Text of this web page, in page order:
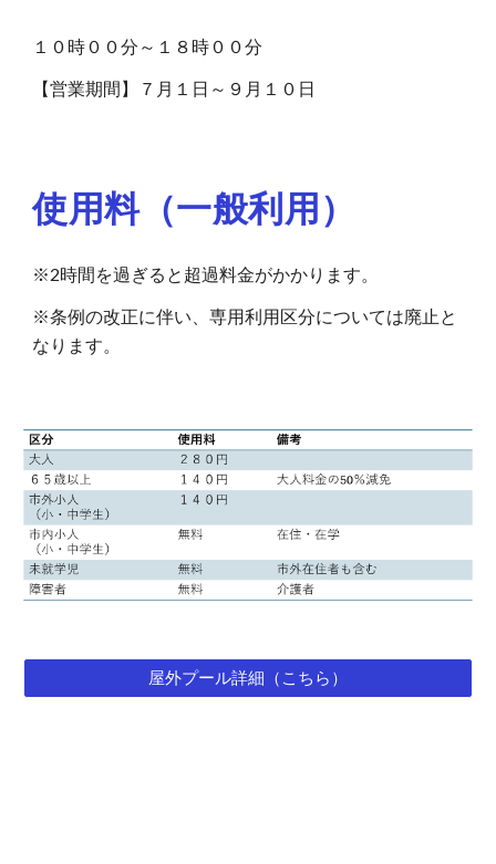
１０時００分～１８時００分
【営業期間】７月１日～９月１０日
使用料（一般利用）
※2時間を過ぎると超過料金がかかります。
※条例の改正に伴い、専用利用区分については廃止と
なります。
屋外プール詳細（こちら）